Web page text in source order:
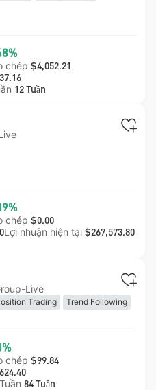
chép $4,052.21
12 Tuần
chép $0.00
Lợi nhuận hiện tại $267,573.80
Live
Trading
Trend Following
chép $99.84
Tuần 84 Tuần